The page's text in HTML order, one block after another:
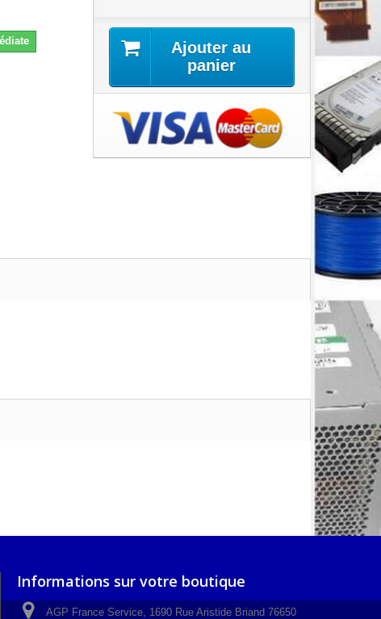
Ajouter au
panier
Informations sur votre boutique
AGP France Service, 1690 Rue Aristide Briand 76650